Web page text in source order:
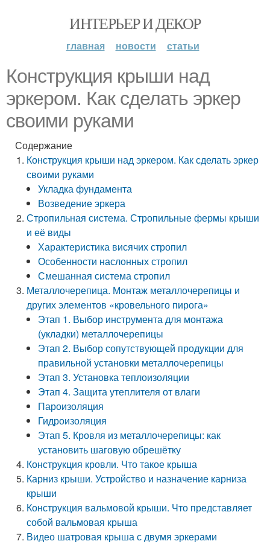
ИНТЕРЬЕР И ДЕКОР
главная новости статьи
Конструкция крыши над
эркером. Как сделать эркер
своими руками
Содержание
Конструкция крыши над эркером. Как сделать эркер
своими руками
Укладка фундамента
Возведение эркера
Стропильная система. Стропильные фермы крыши
и её виды
Характеристика висячих стропил
Особенности наслонных стропил
Смешанная система стропил
Металлочерепица. Монтаж металлочерепицы и
других элементов «кровельного пирога»
Этап 1. Выбор инструмента для монтажа
(укладки) металлочерепицы
Этап 2. Выбор сопутствующей продукции для
правильной установки металлочерепицы
Этап 3. Установка теплоизоляции
Этап 4. Защита утеплителя от влаги
Пароизоляция
Гидроизоляция
Этап 5. Кровля из металлочерепицы: как
установить шаговую обрешётку
Конструкция кровли. Что такое крыша
Карниз крыши. Устройство и назначение карниза
крыши
Конструкция вальмовой крыши. Что представляет
собой вальмовая крыша
Видео шатровая крыша с двумя эркерами